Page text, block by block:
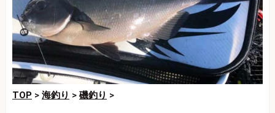
TOP > 海釣り > 磯釣り >